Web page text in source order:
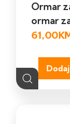
Ormar
ormar
61,00